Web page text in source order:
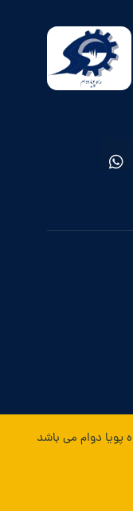
دوام می باشد